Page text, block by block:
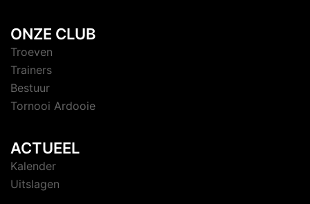
ONZE CLUB
Troeven
Trainers
Bestuur
Tornooi Ardooie
ACTUEEL
Kalender
Uitslagen